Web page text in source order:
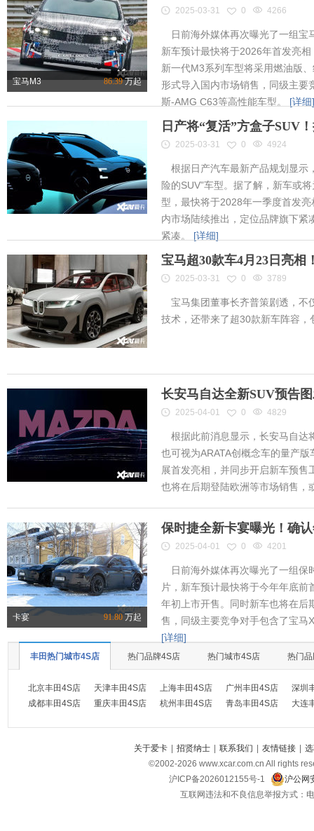
宝马M3 86.39万起
2025-03-31 0 4266
日前海外媒体再次曝光了一组宝
新车预计最快将于2026年首发亮
新一代M3系列车型将采用燃油版
形式导入国内市场销售，同级主要
斯-AMG C63等高性能车型。 [详细]
日产将“复活”方盒子SUV
2025-03-31 0 4924
根据日产汽车最新产品规划显示
险的SUV”车型。据了解，新车或
型，最快将于2028年一季度首发
内市场陆续推出，定位品牌旗下紧
紧凑。 [详细]
宝马超30款车4月23日亮
2025-03-31 0 3789
宝马集团董事长齐普策剧透，不
技术，还带来了超30款新车阵容
长安马自达全新SUV预告
2025-04-01 0 4829
根据此前消息显示，长安马自达
也可视为ARATA创概念车的量产
展首发亮相，并同步开启新车预售
也将在后期登陆欧洲等市场销售，
卡宴 91.80万起
保时捷全新卡宴曝光！确
2025-04-01 0 4201
日前海外媒体再次曝光了一组保
片，新车预计最快将于今年年底
年初上市开售。同时新车也将在后
售，同级主要竞争对手包含了宝马
[详细]
丰田热门城市4S店 热门品牌4S店 热门城市4S店 热门
北京丰田4S店 天津丰田4S店 上海丰田4S店 广州丰田4S店
深圳
成都丰田4S店
重庆丰田4S店 杭州丰田4S店 青岛丰田4S店 大连
关于爱卡 | 招贤纳士 | 联系我们 | 友情链接 |
©2002-2026 www.xcar.com.cn All rights
沪ICP备2026012155号-1
沪公网
互联网违法和不良信息举报方式：